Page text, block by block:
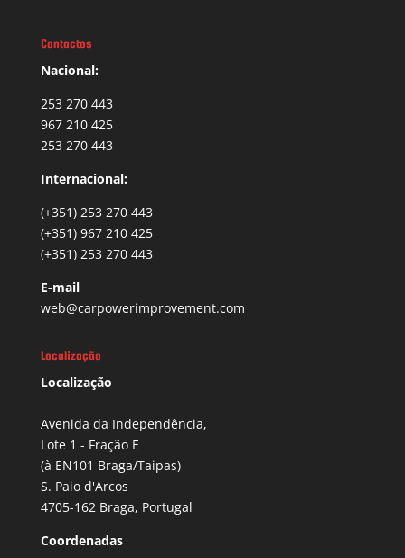
Contactos
Nacional:
253 270 443
967 210 425
253 270 443
Internacional:
(+351) 253 270 443
(+351) 967 210 425
(+351) 253 270 443
E-mail
web@carpowerimprovement.com
Localização
Localização
Avenida da Independência,
Lote 1 - Fração E
(à EN101 Braga/Taipas)
S. Paio d'Arcos
4705-162 Braga, Portugal
Coordenadas